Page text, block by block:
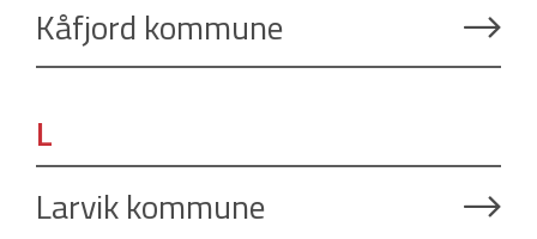
Kåfjord kommune
L
Larvik kommune